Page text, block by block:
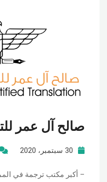
صالح آل عمر
30 سبتمبر، 2020
– أكبر مكتب ترجمة في